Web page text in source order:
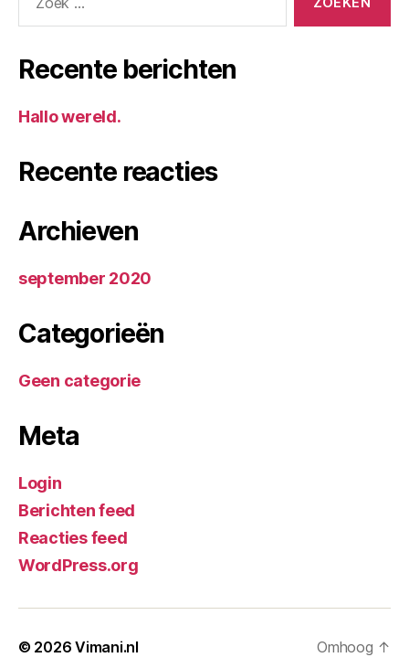
naar:
Recente berichten
Hallo wereld.
Recente reacties
Archieven
september 2020
Categorieën
Geen categorie
Meta
Login
Berichten feed
Reacties feed
WordPress.org
© 2026Vimani.nl Omhoog ↑